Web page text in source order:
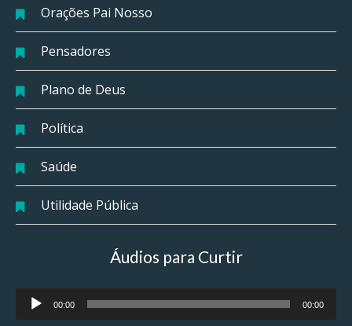
Orações Pai Nosso
Pensadores
Plano de Deus
Política
Saúde
Utilidade Pública
Áudios para Curtir
Tocador
de
00:00 00:00